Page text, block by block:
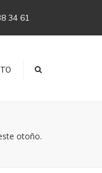
34 61
otoño.